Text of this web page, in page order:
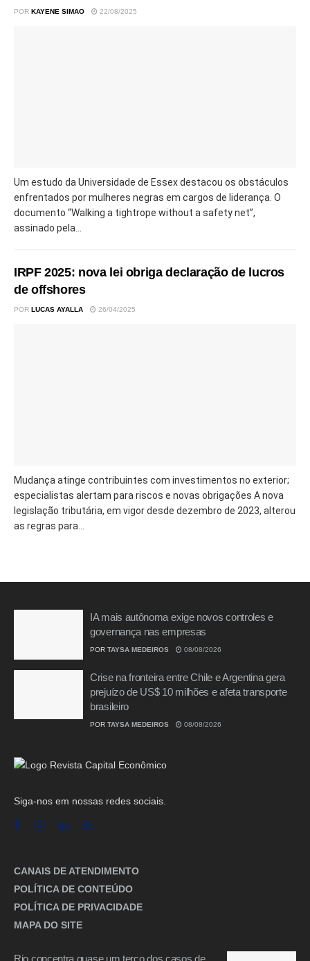
POR KAYENE SIMAO 22/08/2025
Um estudo da Universidade de Essex destacou os obstáculos
enfrentados por mulheres negras em cargos de liderança. O
documento “Walking a tightrope without a safety net”,
assinado pela...
IRPF 2025: nova lei obriga declaração de lucros
de offshores
POR LUCAS AYALLA 26/04/2025
Mudança atinge contribuintes com investimentos no exterior;
especialistas alertam para riscos e novas obrigações A nova
legislação tributária, em vigor desde dezembro de 2023, alterou
as regras para...
IA mais autônoma exige novos controles e
governança nas empresas
POR TAYSA MEDEIROS 08/08/2026
Crise na fronteira entre Chile e Argentina gera
prejuízo de US$ 10 milhões e afeta transporte
brasileiro
POR TAYSA MEDEIROS 08/08/2026
Siga-nos em nossas redes sociais.
CANAIS DE ATENDIMENTO
POLÍTICA DE CONTEÚDO
POLÍTICA DE PRIVACIDADE
MAPA DO SITE